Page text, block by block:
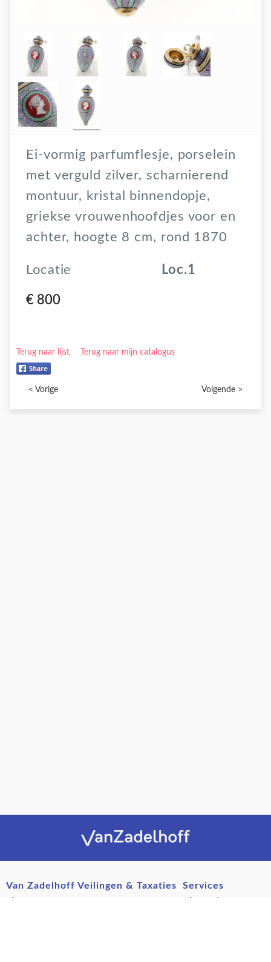
Ei-vormig parfumflesje, porselein
met verguld zilver, scharnierend
montuur, kristal binnendopje,
griekse vrouwenhoofdjes voor en
achter, hoogte 8 cm, rond 1870
Locatie Loc.1
€ 800
Terug naar lijst Terug naar mijn catalogus
< Vorige Volgende >
Van Zadelhoff Veilingen & Taxaties
Nieuwe Havenweg 53A
Services
Private sales